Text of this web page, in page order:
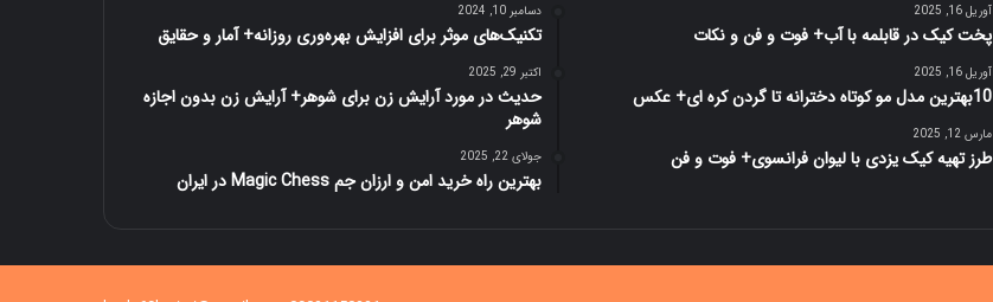
آوریل 16, 2025
پخت کیک در قابلمه با آب+ فوت و فن و نکات
آوریل 16, 2025
10بهترین مدل مو کوتاه دخترانه تا گردن کره ای+ عکس
مارس 12, 2025
طرز تهیه کیک یزدی با لیوان فرانسوی+ فوت و فن
دسامبر 10, 2024
تکنیک‌های موثر برای افزایش بهره‌وری روزانه+ آمار و حقایق
اکتبر 29, 2025
حدیث در مورد آرایش زن برای شوهر+ آرایش زن بدون اجازه
شوهر
جولای 22, 2025
بهترین راه خرید امن و ارزان جم Magic Chess در ایران